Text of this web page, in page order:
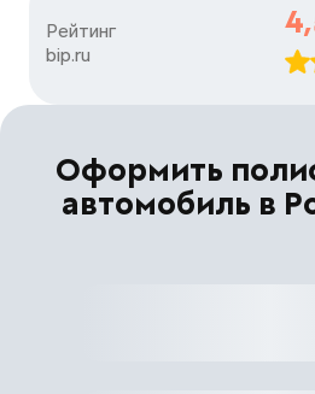
Рейтинг
bip.ru
Оформить
автомобиль в